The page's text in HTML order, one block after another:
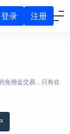
登录 注册
免佣金交易，只有在